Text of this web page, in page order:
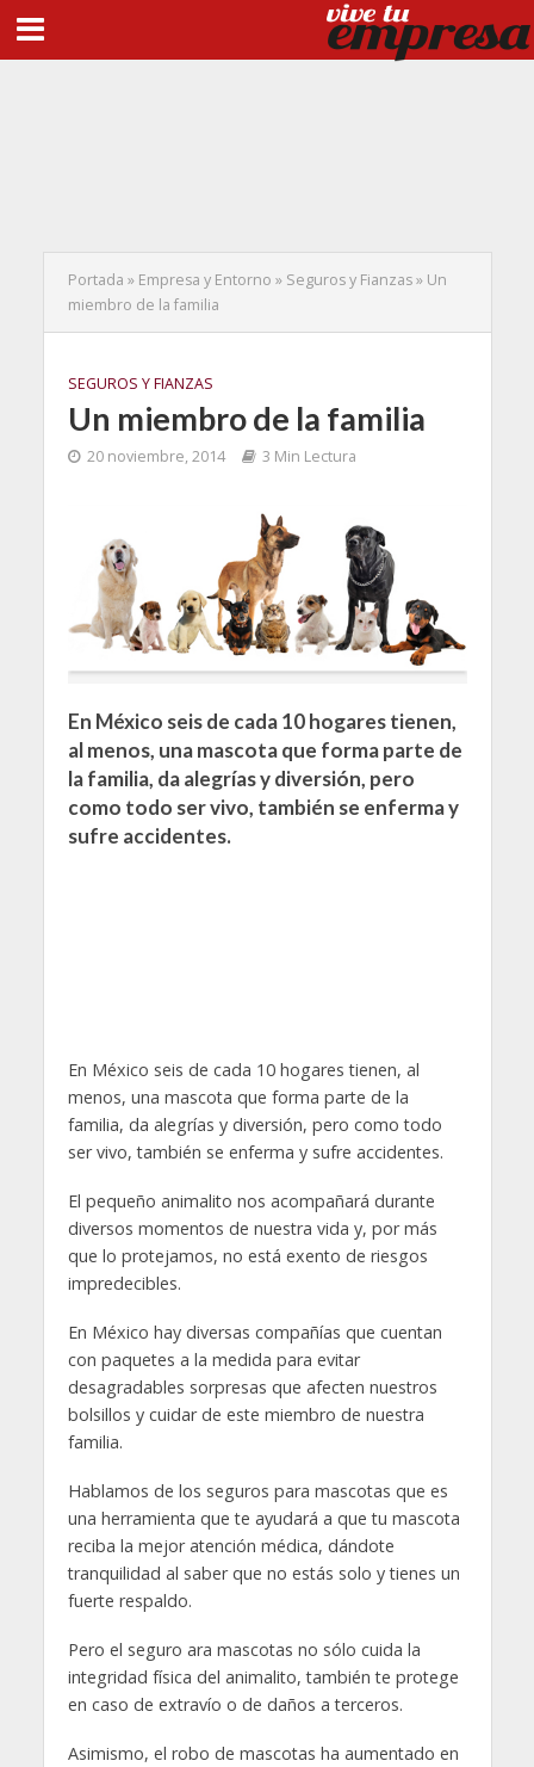
Portada » Empresa y Entorno » Seguros y Fianzas» Un
miembro de la familia
SEGUROS Y FIANZAS
Un miembro de la familia
20 noviembre, 2014 3 Min Lectura
En México seis de cada 10 hogares tienen,
al menos, una mascota que forma parte de
la familia, da alegrías y diversión, pero
como todo ser vivo, también se enferma y
sufre accidentes.
En México seis de cada 10 hogares tienen, al
menos, una mascota que forma parte de la
familia, da alegrías y diversión, pero como todo
ser vivo, también se enferma y sufre accidentes.
El pequeño animalito nos acompañará durante
diversos momentos de nuestra vida y, por más
que lo protejamos, no está exento de riesgos
impredecibles.
En México hay diversas compañías que cuentan
con paquetes a la medida para evitar
desagradables sorpresas que afecten nuestros
bolsillos y cuidar de este miembro de nuestra
familia.
Hablamos de los seguros para mascotas que es
una herramienta que te ayudará a que tu mascota
reciba la mejor atención médica, dándote
tranquilidad al saber que no estás solo y tienes un
fuerte respaldo.
Pero el seguro ara mascotas no sólo cuida la
integridad física del animalito, también te protege
en caso de extravío o de daños a terceros.
Asimismo, el robo de mascotas ha aumentado en